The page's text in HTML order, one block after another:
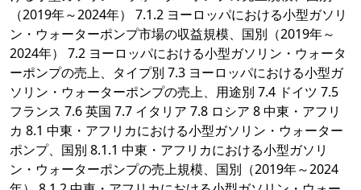
（2019年～2024年） 7.1.2 ヨーロッパにおける小型ガソリ
ン・ウォーターポンプ市場の収益規模、国別（2019年～
2024年） 7.2 ヨーロッパにおける小型ガソリン・ウォータ
ーポンプの売上、タイプ別 7.3 ヨーロッパにおける小型ガ
ソリン・ウォーターポンプの売上、用途別 7.4 ドイツ 7.5
フランス 7.6 英国 7.7 イタリア 7.8 ロシア 8 中東・アフリ
カ 8.1 中東・アフリカにおける小型ガソリン・ウォーター
ポンプ、国別 8.1.1 中東・アフリカにおける小型ガソリ
ン・ウォーターポンプの売上規模、国別（2019年～2024